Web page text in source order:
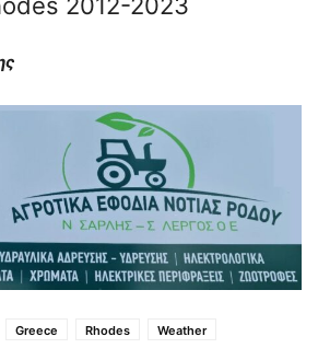
2012-2023
Greece Rhodes
Weather